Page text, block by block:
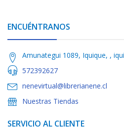
ENCUÉNTRANOS
Amunategui 1089, Iquique, ,
572392627
nenevirtual@librerianene.cl
Nuestras Tiendas
SERVICIO AL CLIENTE